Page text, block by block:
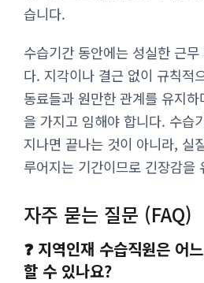
습니다.
수습기간 동안에는 성실한 근
다. 지각이나 결근 없이 규칙적
동료들과 원만한 관계를 유지
을 가지고 임해야 합니다. 수습
지나면 끝나는 것이 아니라, 실
루어지는 기간이므로 긴장감을
자주 묻는 질문 (FAQ)
❓ 지역인재 수습직원은 어
할 수 있나요?